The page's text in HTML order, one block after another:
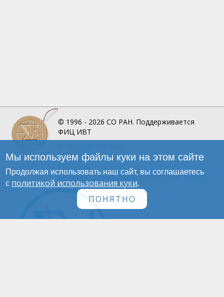
© 1996 - 2026 СО РАН. Поддерживается
ФИЦ ИВТ
Инфографика
Политика обработки персональных данных
Мы используем файлы куки на этом сайте
Продолжая использовать наш сайт, вы соглашаетесь
с политикой использования куки.
ПОНЯТНО